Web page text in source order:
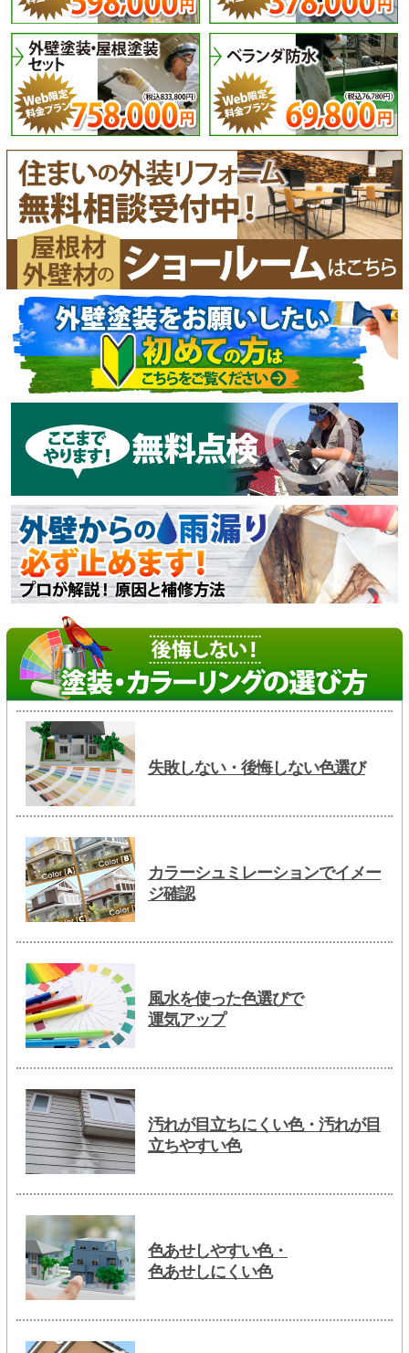
失敗しない・後悔しない色選び
カラーシュミレーションでイメー
ジ確認
風水を使った色選びで
運気アップ
汚れが目立ちにくい色・汚れが目
立ちやすい色
色あせしやすい色・
色あせしにくい色